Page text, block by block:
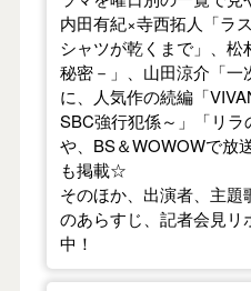
内田有紀×寺西拓人「ラ
シャツが乾くまで」、
秘密－」、山田涼介「一
に、人気作の続編「
SBC強行犯係～」「リラ
や、BS＆WOWOWで放
も掲載☆
そのほか、出演者、主
のあらすじ、記者会見リ
中！